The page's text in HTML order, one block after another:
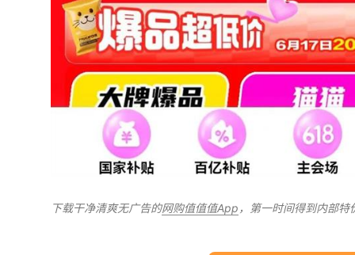
下载干净清爽无广告的网购值值值App ，第一时间得到内部特